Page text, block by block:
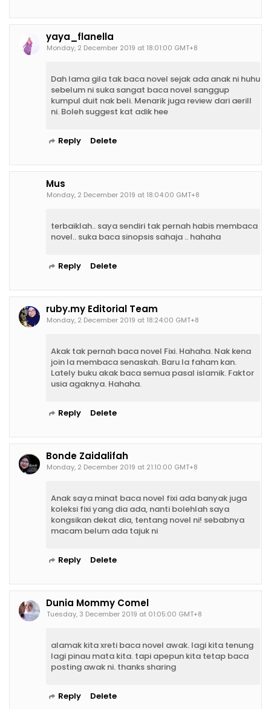
yaya_flanella
Monday, 2 December 2019 at 18:01:00 GMT+8
Dah lama gila tak baca novel sejak ada anak ni huhu
sebelum ni suka sangat baca novel sanggup
kumpul duit nak beli. Menarik juga review dari aerill
ni. Boleh suggest kat adik hee
Reply Delete
Mus
Monday, 2 December 2019 at 18:04:00 GMT+8
terbaiklah.. saya sendiri tak pernah habis membaca
novel.. suka baca sinopsis sahaja .. hahaha
Reply Delete
ruby.my Editorial Team
Monday, 2 December 2019 at 18:24:00 GMT+8
Akak tak pernah baca novel Fixi. Hahaha. Nak kena
join la membaca senaskah. Baru la faham kan.
Lately buku akak baca semua pasal islamik. Faktor
usia agaknya. Hahaha.
Reply Delete
Bonde Zaidalifah
Monday, 2 December 2019 at 21:10:00 GMT+8
Anak saya minat baca novel fixi ada banyak juga
koleksi fixi yang dia ada, nanti bolehlah saya
kongsikan dekat dia, tentang novel ni! sebabnya
macam belum ada tajuk ni
Reply Delete
Dunia Mommy Comel
Tuesday, 3 December 2019 at 01:05:00 GMT+8
alamak kita xreti baca novel awak. lagi kita tenung
lagi pinau mata kita. tapi apepun kita tetap baca
posting awak ni. thanks sharing
Reply Delete